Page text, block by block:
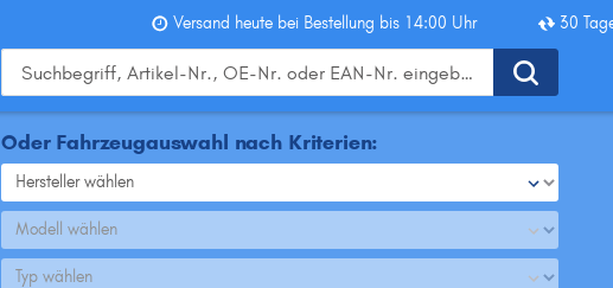
Versand heute bei Bestellung bis 14:00 Uhr 30
Oder Fahrzeugauswahl nach Kriterien:
Hersteller wählen
Modell wählen
Typ wählen